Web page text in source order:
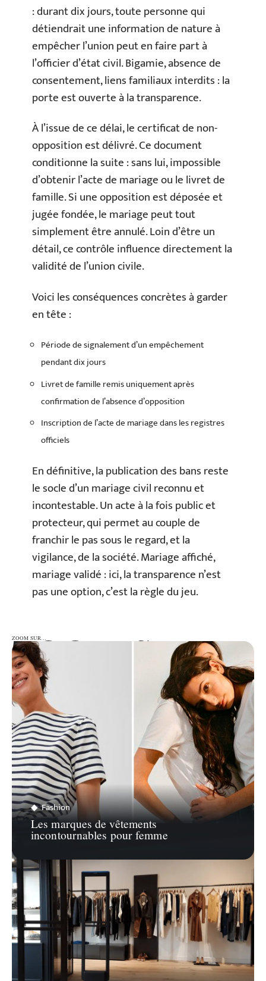
: durant dix jours, toute personne qui
détiendrait une information de nature à
empêcher l’union peut en faire part à
l’officier d’état civil. Bigamie, absence de
consentement, liens familiaux interdits : la
porte est ouverte à la transparence.
À l’issue de ce délai, le certificat de non-
opposition est délivré. Ce document
conditionne la suite : sans lui, impossible
d’obtenir l’acte de mariage ou le livret de
famille. Si une opposition est déposée et
jugée fondée, le mariage peut tout
simplement être annulé. Loin d’être un
détail, ce contrôle influence directement la
validité de l’union civile.
Voici les conséquences concrètes à garder
en tête :
Période de signalement d’un empêchement
pendant dix jours
Livret de famille remis uniquement après
confirmation de l’absence d’opposition
Inscription de l’acte de mariage dans les registres
officiels
En définitive, la publication des bans reste
le socle d’un mariage civil reconnu et
incontestable. Un acte à la fois public et
protecteur, qui permet au couple de
franchir le pas sous le regard, et la
vigilance, de la société. Mariage affiché,
mariage validé : ici, la transparence n’est
pas une option, c’est la règle du jeu.
ZOOM SUR…
ZOOM SUR…
Fashion
Les marques de vêtements
incontournables pour femme